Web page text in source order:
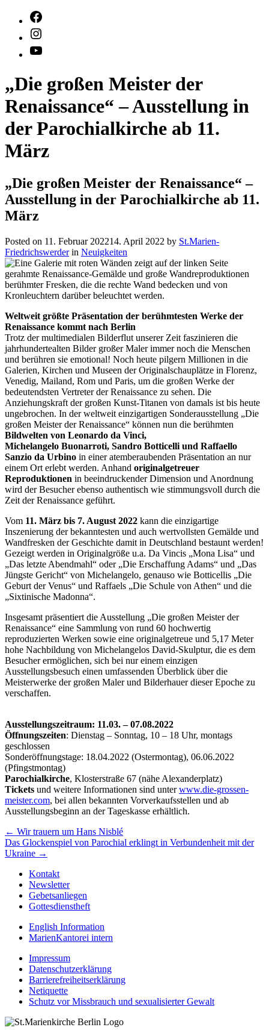
„Die großen Meister der
Renaissance“ – Ausstellung in
der Parochialkirche ab 11.
März
„Die großen Meister der Renaissance“ –
Ausstellung in der Parochialkirche ab 11.
März
Posted on 11. Februar 202214. April 2022 by St.Marien-
Friedrichswerderin Neuigkeiten
Weltweit größte Präsentation der berühmtesten Werke der
Renaissance kommt nach Berlin
Trotz der multimedialen Bilderflut unserer Zeit faszinieren die
jahrhundertealten Bilder großer Maler immer noch die Menschen
und berühren sie emotional! Noch heute pilgern Millionen in die
Galerien, Kirchen und Museen der Originalschauplätze in Florenz,
Venedig, Mailand, Rom und Paris, um die großen Werke der
bedeutendsten Vertreter der Renaissance zu sehen. Die
Anziehungskraft der großen Kunst-Titanen von damals ist bis heute
ungebrochen. In der weltweit einzigartigen Sonderausstellung „Die
großen Meister der Renaissance“ können nun die berühmten
Bildwelten von Leonardo da Vinci,
Michelangelo Buonarroti, Sandro Botticelli und Raffaello
Sanzio da Urbino in einer atemberaubenden Präsentation an nur
einem Ort erlebt werden. Anhand originalgetreuer
Reproduktionen in beeindruckender Dimension und Anordnung
wird der Besucher ebenso authentisch wie stimmungsvoll durch die
Zeit der Renaissance geführt.
Vom 11. März bis 7. August 2022 kann die einzigartige
Inszenierung der bekanntesten und auch wertvollsten Gemälde und
Wandfresken der Geschichte damit in Deutschland bestaunt werden!
Gezeigt werden in Originalgröße u.a. Da Vincis „Mona Lisa“ und
„Das letzte Abendmahl“ oder „Die Erschaffung Adams“ und „Das
Jüngste Gericht“ von Michelangelo, genauso wie Botticellis „Die
Geburt der Venus“ und Raffaels „Die Schule von Athen“ und die
„Sixtinische Madonna“.
Insgesamt präsentiert die Ausstellung „Die großen Meister der
Renaissance“ eine Sammlung von rund 60 hochwertig
reproduzierten Werken sowie eine originalgetreue und 5,17 Meter
hohe Nachbildung von Michelangelos David-Skulptur, die es dem
Besucher ermöglichen, sich bei nur einem einzigen
Ausstellungsbesuch einen umfassenden Überblick über die
Meisterwerke der großen Maler und Bilderhauer dieser Epoche zu
verschaffen.
Ausstellungszeitraum: 11.03. – 07.08.2022
Öffnungszeiten: Dienstag – Sonntag, 10 – 18 Uhr, montags
geschlossen
Sonderöffnungstage: 18.04.2022 (Ostermontag), 06.06.2022
(Pfingstmontag)
Parochialkirche, Klosterstraße 67 (nähe Alexanderplatz)
Tickets und weitere Informationen sind unterwww.die-grossen-
meister.com, bei allen bekannten Vorverkaufsstellen und ab
Ausstellungsbeginn an der Tageskasse erhältlich.
Beitragsnavigation
← Wir trauern um Hans Nisblé
Das Glockenspiel von Parochial erklingt in Verbundenheit mit der
Ukraine →
Kontakt
Newsletter
Gebetsanliegen
Gottesdienstheft
English Information
MarienKantorei intern
Impressum
Datenschutzerklärung
Barrierefreiheitserklärung
Netiquette
Schutz vor Missbrauch und sexualisierter Gewalt